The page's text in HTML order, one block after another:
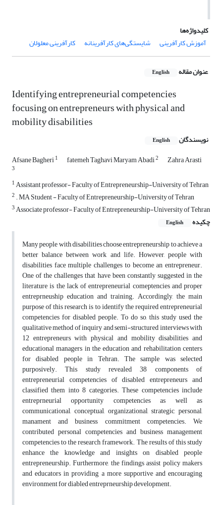
کلیدواژه‌ها
آموزش کارآفرینی
شایستگی‌های کارآفرینانه کارآفرینی معلولان
عنوان مقاله English
Identifying entrepreneurial competencies
focusing on entrepreneurs with physical and
mobility disabilities
نویسندگان English
Afsane Bagheri1 fatemeh Taghavi Maryam Abadi2 Zahra Arasti
3
1Assistant professor- Faculty of Entrepreneurship-University of Tehran
2 . MA Student - Faculty of Entrepreneurship-University of Tehran
3Associate professor- Faculty of Entrepreneurship-University of Tehran
چکیده
English
Many people with disabilities choose entrepreneurship to achieve a
better balance between work and life. However, people with
disabilities face multiple challenges to become an entrepreneur.
One of the challenges that have been constantly suggested in the
literature is the lack of entrepreneurial comeptencies and proper
entreprneuship education and training. Accordingly, the main
purpose of this research is to identify the required entrepreneurial
competencies for disabled people. To do so, this study used the
qualitative method of inquiry and semi-structured interviews with
12 entrepreneurs with physical and mobility disabilities and
educational managers in the education and rehabilitation centers
for disabled people in Tehran. The sample was selected
purposively. This study revealed 38 components of
entrepreneurial competencies of disabled entrepreneurs and
classified them into 8 categories. These competencies include
entreprneurial opportunity competencies as well as
communicational, conceptual, organizational, strategic, personal,
manament and business commitment competencies. We
contributed personal competencies and business management
competencies to the research framework. The results of this study
enhance the knowledge and insights on disabled people
entrepreneurship. Furthermore, the findings assist policy makers
and educators in providing a more supportive and encouraging
environment for diabled entreprneurship development.